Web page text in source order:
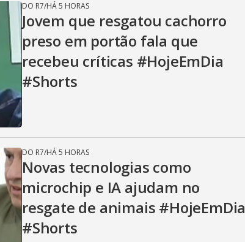
DO R7/HÁ 5 HORAS
Jovem que resgatou cachorro
preso em portão fala que
recebeu críticas #HojeEmDia
#Shorts
DO R7/HÁ 5 HORAS
Novas tecnologias como
microchip e IA ajudam no
resgate de animais #HojeEmDia
#Shorts